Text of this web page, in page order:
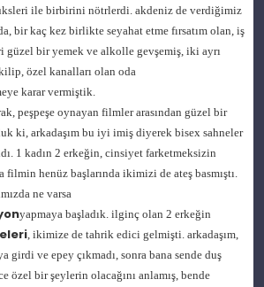
ile birbirini nötrlerdi. akdeniz de verdiğimiz
bir kaç kez birlikte seyahat etme fırsatım olan, iş
güzel bir yemek ve alkolle gevşemiş, iki ayrı
özel kanalları olan oda
karar vermiştik.
peşpeşe oynayan filmler arasından güzel bir
ki, arkadaşım bu iyi imiş diyerek bisex sahneler
1 kadın 2 erkeğin, cinsiyet farketmeksizin
henüz başlarında ikimizi de ateş basmıştı.
ne varsa
yapmaya başladık. ilginç olan 2 erkeğin
, ikimize de tahrik edici gelmişti. arkadaşım,
girdi ve epey çıkmadı, sonra bana sende duş
özel bir şeylerin olacağını anlamış, bende